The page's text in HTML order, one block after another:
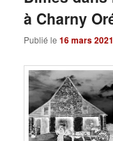
à Charny
Publié le16 mars 2021